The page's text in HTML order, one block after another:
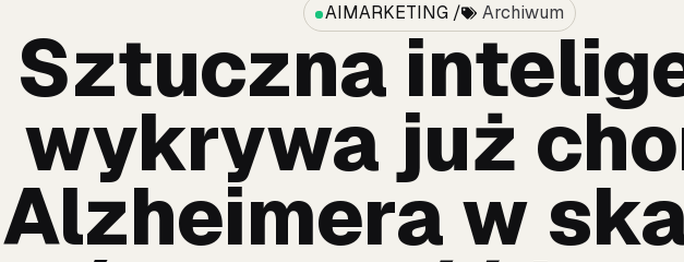
AIMARKETING / Archiwum
Sztuczna
wykrywa już
Alzheimera w